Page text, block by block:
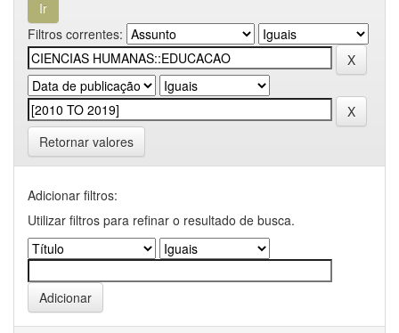
Filtros correntes:
Retornar valores
Adicionar filtros:
Utilizar filtros para refinar o resultado de busca.